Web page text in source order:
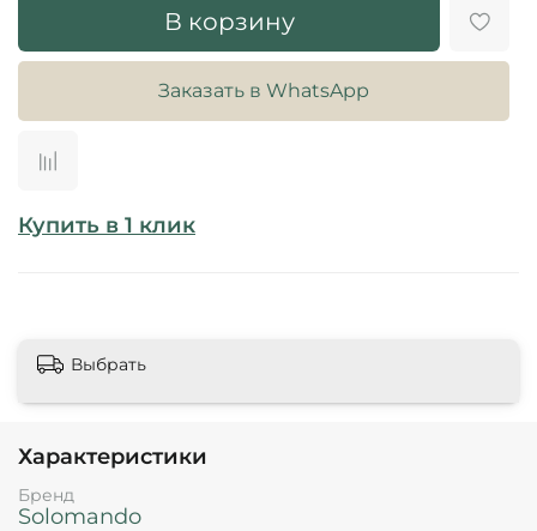
В корзину
Заказать в WhatsApp
Купить в 1 клик
Выбрать
Характеристики
Бренд
Solomando